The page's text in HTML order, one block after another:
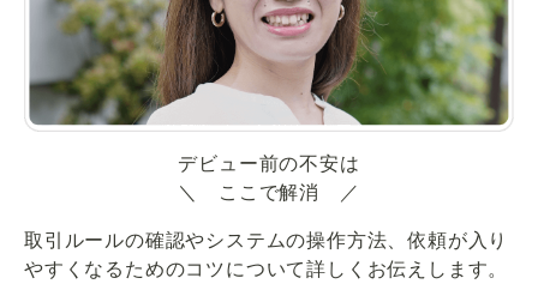
デビュー前の不安は
＼ ここで解消 ／
取引ルールの確認やシステムの操作方法、依頼が入り
やすくなるためのコツについて詳しくお伝えします。